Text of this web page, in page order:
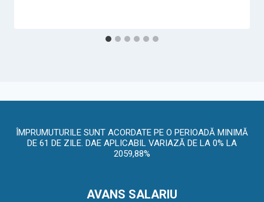
ÎMPRUMUTURILE SUNT ACORDATE PE O PERIOADĂ MINIMĂ
DE 61 DE ZILE. DAE APLICABIL VARIAZĂ DE LA 0% LA
2059,88%
AVANS SALARIU